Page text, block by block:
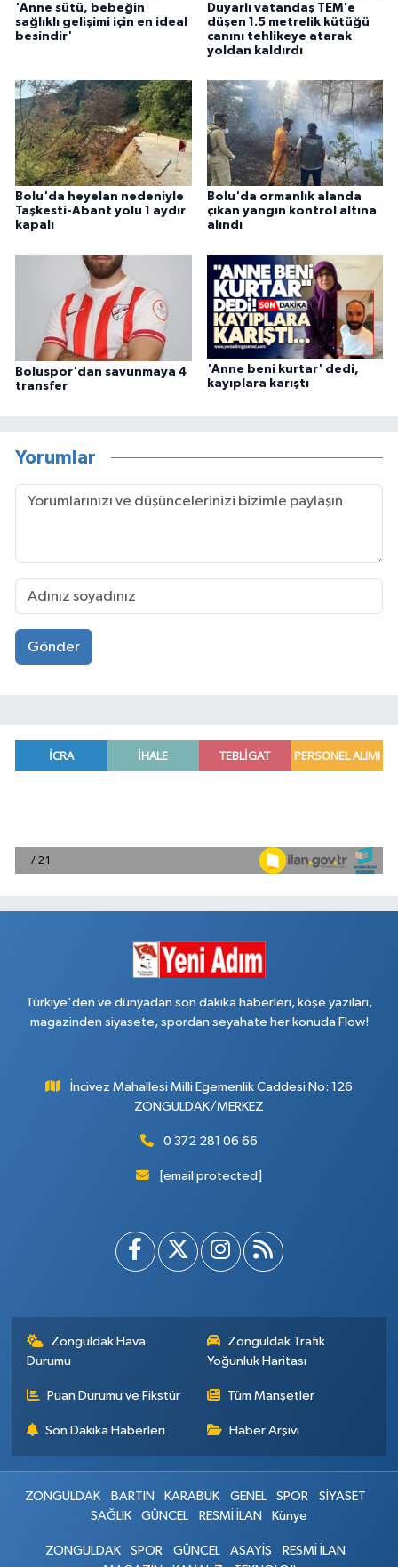
'Anne sütü, bebeğin
sağlıklı gelişimi için en ideal
besindir'
Duyarlı vatandaş TEM'e
düşen 1.5 metrelik kütüğü
canını tehlikeye atarak
yoldan kaldırdı
Bolu'da heyelan nedeniyle
Taşkesti-Abant yolu 1 aydır
kapalı
Bolu'da ormanlık alanda
çıkan yangın kontrol altına
alındı
Boluspor'dan savunmaya 4
transfer
'Anne beni kurtar' dedi,
kayıplara karıştı
Yorumlar
Gönder
Türkiye'den ve dünyadan son dakika haberleri, köşe yazıları,
magazinden siyasete, spordan seyahate her konuda Flow!
İncivez Mahallesi Milli Egemenlik Caddesi No: 126
ZONGULDAK/MERKEZ
0 372 281 06 66
[email protected]
Zonguldak Hava
Durumu
Zonguldak Trafik
Yoğunluk Haritası
Puan Durumu ve Fikstür Tüm Manşetler
Son Dakika Haberleri Haber Arşivi
ZONGULDAK BARTIN KARABÜK GENEL SPOR
SİYASET
SAĞLIK
GÜNCEL RESMİ İLAN Künye
ZONGULDAK SPOR GÜNCEL ASAYİŞ
RESMİ İLAN